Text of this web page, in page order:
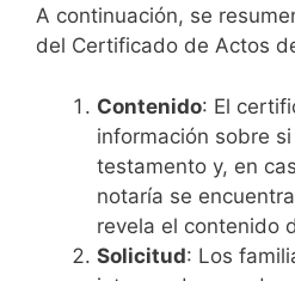
A continuación, se
del Certificado de Actos
Contenido: El
información sobre
testamento y, en
notaría se
revela el contenido
Solicitud: Los